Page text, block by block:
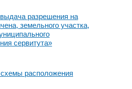
разрешения на
земельного участка,
сервитута»
расположения